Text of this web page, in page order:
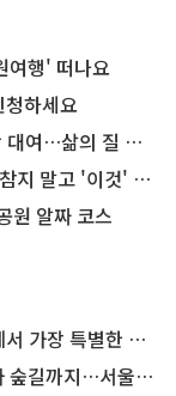
여행' 떠나요
하세요
삶의 질 높인다
'이것' 해보세요!
원 알짜 코스
한 편의점의 정체
서울둘레길 15코스